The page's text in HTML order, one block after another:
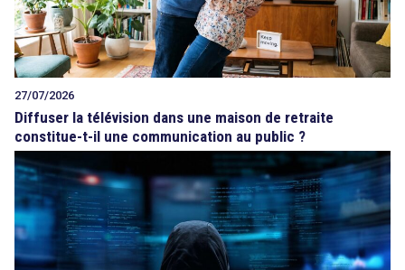
27/07/2026
Diffuser la télévision dans une maison de retraite
constitue-t-il une communication au public ?